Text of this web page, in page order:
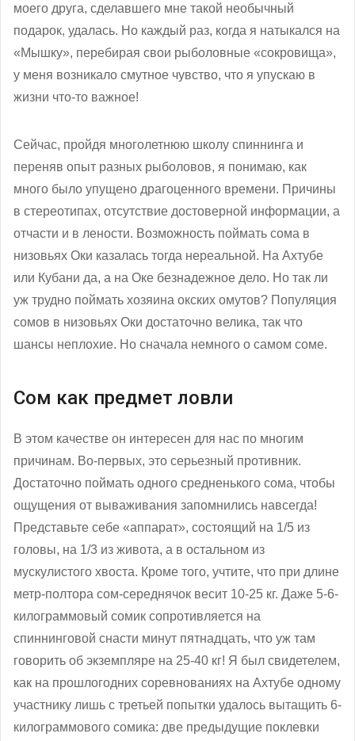
моего друга, сделавшего мне такой необычный
подарок, удалась. Но каждый раз, когда я натыкался на
«Мышку», перебирая свои рыболовные «сокровища»,
у меня возникало смутное чувство, что я упускаю в
жизни что-то важное!
Сейчас, пройдя многолетнюю школу спиннинга и
переняв опыт разных рыболовов, я понимаю, как
много было упущено драгоценного времени. Причины
в стереотипах, отсутствие достоверной информации, а
отчасти и в лености. Возможность поймать сома в
низовьях Оки казалась тогда нереальной. На Ахтубе
или Кубани да, а на Оке безнадежное дело. Но так ли
уж трудно поймать хозяина окских омутов? Популяция
сомов в низовьях Оки достаточно велика, так что
шансы неплохие. Но сначала немного о самом соме.
Сом как предмет ловли
В этом качестве он интересен для нас по многим
причинам. Во-первых, это серьезный противник.
Достаточно поймать одного средненького сома, чтобы
ощущения от вываживания запомнились навсегда!
Представьте себе «аппарат», состоящий на 1/5 из
головы, на 1/3 из живота, а в остальном из
мускулистого хвоста. Кроме того, учтите, что при длине
метр-полтора сом-середнячок весит 10-25 кг. Даже 5-6-
килограммовый сомик сопротивляется на
спиннинговой снасти минут пятнадцать, что уж там
говорить об экземпляре на 25-40 кг! Я был свидетелем,
как на прошлогодних соревнованиях на Ахтубе одному
участнику лишь с третьей попытки удалось вытащить 6-
килограммового сомика: две предыдущие поклевки